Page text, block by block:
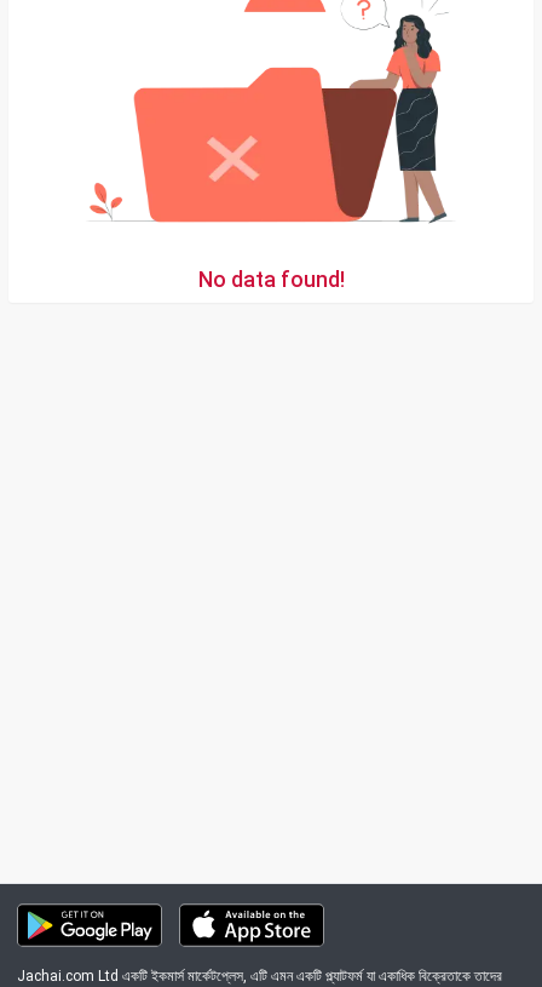
No data found!
Jachai.com Ltd একটি ইকমার্স মার্কেটপ্লেস, এটি এমন একটি প্ল্যাটফর্ম যা একাধিক বিক্রেতাকে তাদের